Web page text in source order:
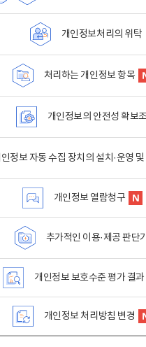
개인정보처리의 위탁
처리하는 개인정보 항목
개인정보의 안전성 확보
정보 자동 수집 장치의 설치·운영
개인정보 열람청구
추가적인 이용·제공 판단
개인정보 보호수준 평가 결과
개인정보 처리방침 변경